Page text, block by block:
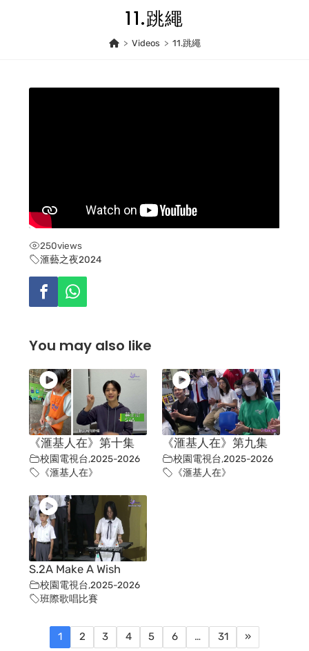
11.跳繩
> Videos > 11.跳繩
250views
滙藝之夜2024
You may also like
《滙基人在》第十集
校園電視台,2025-2026
《滙基人在》
《滙基人在》第九集
校園電視台,2025-2026
《滙基人在》
S.2A Make A Wish
校園電視台,2025-2026
班際歌唱比賽
1 2 3 4 5 6 … 31 »